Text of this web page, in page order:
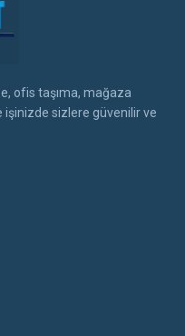
ofis taşıma, mağaza
işinizde sizlere güvenilir ve